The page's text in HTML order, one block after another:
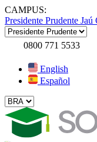
CAMPUS:
Presidente Prudente Jaú
0800 771 5533
English
Español